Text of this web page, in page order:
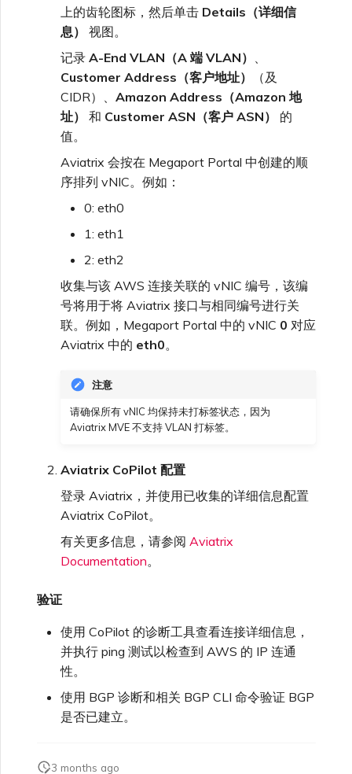
上的齿轮图标，然后单击 Details（详细信
息）
视图。
记录 A-End VLAN（A 端 VLAN）
Customer Address（客户地址）
（及
CIDR）、 Amazon Address（Amazon 地
址）
和 Customer ASN（客户 ASN）
的
值。
Aviatrix 会按在 Megaport Portal 中创建的顺
序排列 vNIC。例如：
0: eth0
1: eth1
2: eth2
收集与该 AWS 连接关联的 vNIC 编号，该编
号将用于将 Aviatrix 接口与相同编号进行关
联。例如，Megaport Portal 中的 vNIC 0 对应
Aviatrix 中的 eth0。
注意
请确保所有 vNIC 均保持未打标签状态，因为
Aviatrix MVE 不支持 VLAN 打标签。
Aviatrix CoPilot 配置
登录 Aviatrix，并使用已收集的详细信息配置
Aviatrix CoPilot。
有关更多信息，请参阅 Aviatrix
Documentation。
验证
使用 CoPilot 的诊断工具查看连接详细信息，
并执行 ping 测试以检查到 AWS 的 IP 连通
性。
使用 BGP 诊断和相关 BGP CLI 命令验证 BGP
是否已建立。
3 months ago